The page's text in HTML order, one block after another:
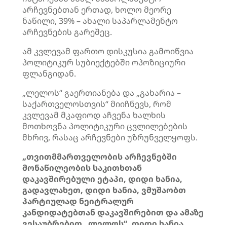
არჩევნებთან ერთად, ხოლო მეორე
ნაწილი, 39% – ახალი საპარლამენტო
არჩევნების გარეშეც.
ამ კვლევამ ფართო დისკუსია გამოიწვია
პოლიტიკურ სუბიექტებში ოპოზიციური
ფლანგიდან.
„ლელოს“ გაერთიანება და „გახარია –
საქართველოსთვის“ მიიჩნევს, რომ
კვლევამ მკაფიოდ აჩვენა ხალხის
მოთხოვნა პოლიტიკური ცვლილებების
მხრივ, რასაც არჩევნები უზრუნველყოფს.
„თვითმმართველობის არჩევნებში
მონაწილეობის საკითხთან
დაკავშირებული ეტაპი, დიდი ხანია,
გადავლახეთ, დიდი ხანია, ვმუშაობთ
პარტიულად ნეიტრალურ
კანდიდატებთან დაკავშირებით და ამაზე